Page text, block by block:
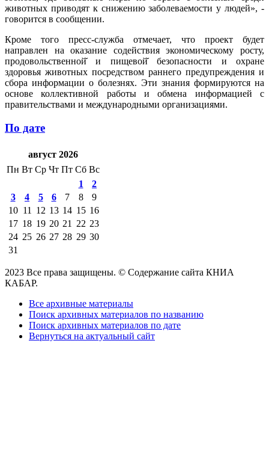
животных приводят к снижению заболеваемости у людей», -
говорится в сообщении.
Кроме того пресс-служба отмечает, что проект будет
направлен на оказание содействия экономическому росту,
продовольственной̆ и пищевой̆ безопасности и охране
здоровья животных посредством раннего предупреждения и
сбора информации о болезнях. Эти знания формируются на
основе коллективной работы и обмена информацией с
правительствами и международными организациями.
По дате
август 2026
Пн Вт Ср Чт Пт Сб Вс
1
2
3
4 5 6 7 8
9
10 11 12 13 14 15 16
17 18 19 20 21 22 23
24 25 26 27 28 29 30
31
2023 Все права защищены. © Содержание сайта КНИА
КАБАР.
Все архивные материалы
Поиск архивных материалов по названию
Поиск архивных материалов по дате
Вернуться на актуальный сайт